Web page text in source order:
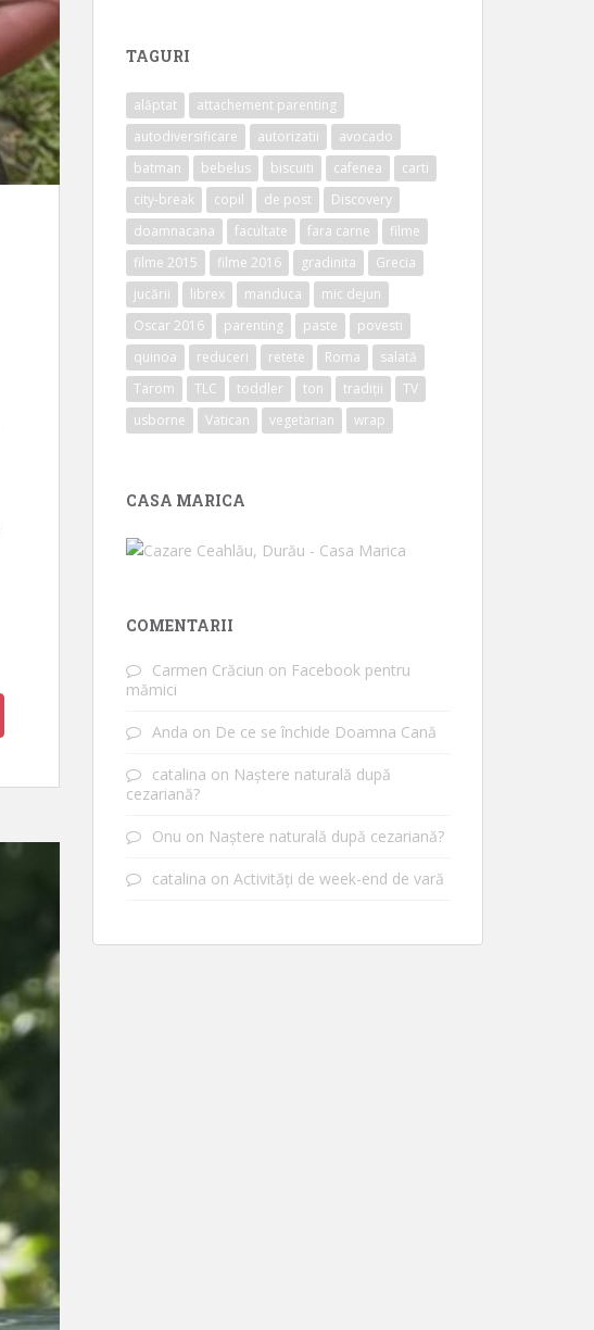
TAGURI
alăptat
attachement parenting
autodiversificare
autorizatii
avocado
batman
bebelus biscuiti cafenea
carti
city-break
copil de post
Discovery
doamnacana
facultate fara carne
filme
filme 2015
filme 2016 gradinita
Grecia
jucării
librex manduca
mic dejun
Oscar 2016
parenting paste
povesti
quinoa
reduceri retete Roma
salată
Tarom
TLC toddler ton tradiții
TV
usborne
Vatican vegetarian wrap
CASA MARICA
COMENTARII
Carmen Crăciun on Facebook pentru
mămici
Anda on De ce se închide Doamna Cană
catalina on Naștere naturală după
cezariană?
Onu on Naștere naturală după cezariană?
catalina on Activități de week-end de vară